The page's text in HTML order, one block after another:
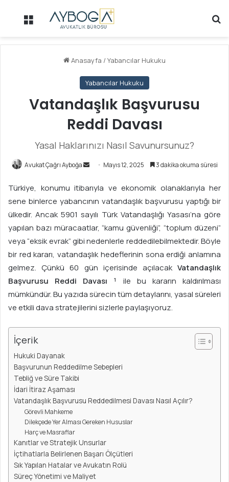
Menü
Anasayfa / Yabancılar Hukuku
Yabancılar Hukuku
Vatandaşlık Başvurusu
Reddi Davası
Yasal Haklarınızı Nasıl Savunursunuz?
Avukat Çağrı Ayboğa
B
r
e
-
p
o
s
ö
n
Mayıs 12, 2025 3 dakika okuma süresi
Türkiye, konumu itibarıyla ve ekonomik olanaklarıyla her
sene binlerce yabancının vatandaşlık başvurusu yaptığı bir
ülkedir. Ancak 5901 sayılı Türk Vatandaşlığı Yasası’na göre
yapılan bazı müracaatlar, “kamu güvenliği”, “toplum düzeni”
veya “eksik evrak” gibi nedenlerle reddedilebilmektedir. Böyle
bir red kararı, vatandaşlık hedeflerinin sona erdiği anlamına
gelmez. Çünkü 60 gün içerisinde açılacak Vatandaşlık
Başvurusu Reddi Davası ¹
ile bu kararın kaldırılması
mümkündür. Bu yazıda sürecin tüm detaylarını, yasal süreleri
ve etkili dava stratejilerini sizlerle paylaşıyoruz.
İçerik
Hukuki Dayanak
Başvurunun Reddedilme Sebepleri
Tebliğ ve Süre Takibi
İdari İtiraz Aşaması
Vatandaşlık Başvurusu Reddedilmesi Davası Nasıl Açılır?
Görevli Mahkeme
Dilekçede Yer Alması Gereken Hususlar
Harç ve Masraflar
Kanıtlar ve Stratejik Unsurlar
İçtihatlarla Belirlenen Başarı Ölçütleri
Sık Yapılan Hatalar ve Avukatın Rolü
Süreç Yönetimi ve Maliyet